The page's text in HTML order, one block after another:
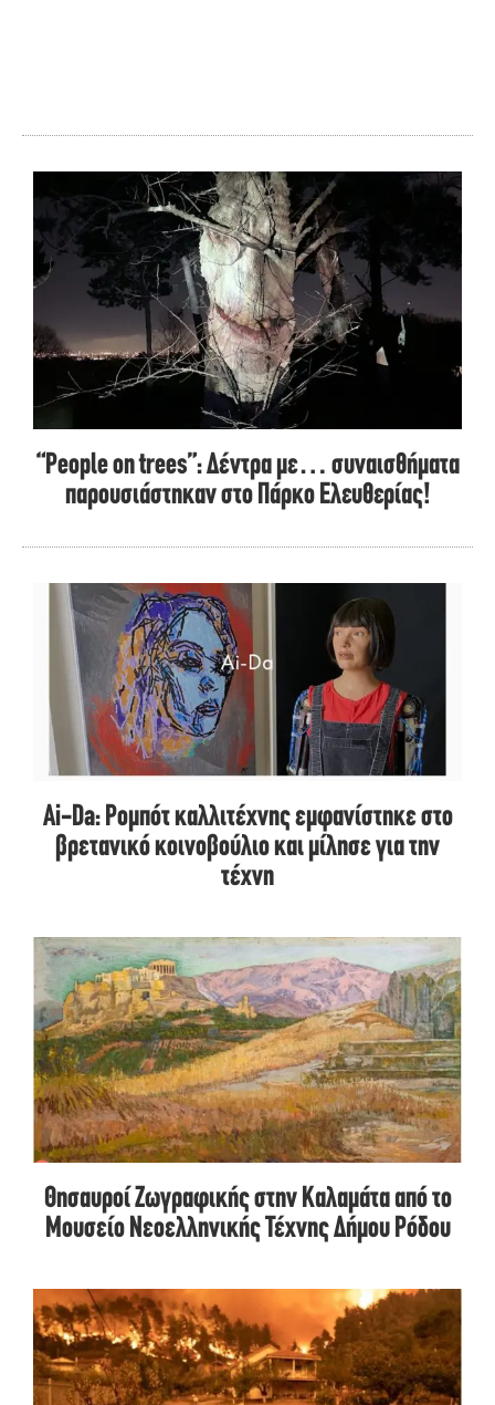
“People on trees”: Δέντρα με… συναισθήματα
παρουσιάστηκαν στο Πάρκο Ελευθερίας!
Ai-Da: Ρομπότ καλλιτέχνης εμφανίστηκε στο
βρετανικό κοινοβούλιο και μίλησε για την
τέχνη
Θησαυροί Ζωγραφικής στην Καλαμάτα από το
Μουσείο Νεοελληνικής Τέχνης Δήμου Ρόδου